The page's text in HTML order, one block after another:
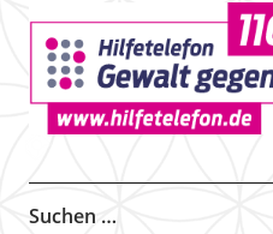
Suchen …